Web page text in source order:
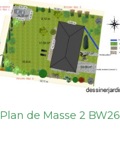
Plan de Masse 2 BW26